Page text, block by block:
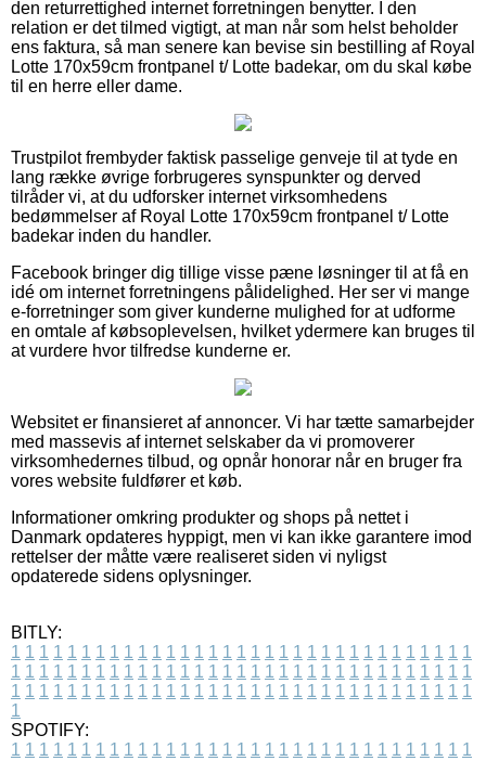
den returrettighed internet forretningen benytter. I den
relation er det tilmed vigtigt, at man når som helst beholder
ens faktura, så man senere kan bevise sin bestilling af Royal
Lotte 170x59cm frontpanel t/ Lotte badekar, om du skal købe
til en herre eller dame.
Trustpilot frembyder faktisk passelige genveje til at tyde en
lang række øvrige forbrugeres synspunkter og derved
tilråder vi, at du udforsker internet virksomhedens
bedømmelser af Royal Lotte 170x59cm frontpanel t/ Lotte
badekar inden du handler.
Facebook bringer dig tillige visse pæne løsninger til at få en
idé om internet forretningens pålidelighed. Her ser vi mange
e-forretninger som giver kunderne mulighed for at udforme
en omtale af købsoplevelsen, hvilket ydermere kan bruges til
at vurdere hvor tilfredse kunderne er.
Websitet er finansieret af annoncer. Vi har tætte samarbejder
med massevis af internet selskaber da vi promoverer
virksomhedernes tilbud, og opnår honorar når en bruger fra
vores website fuldfører et køb.
Informationer omkring produkter og shops på nettet i
Danmark opdateres hyppigt, men vi kan ikke garantere imod
rettelser der måtte være realiseret siden vi nyligst
opdaterede sidens oplysninger.
BITLY:
1 1 1 1 1 1 1 1 1 1 1 1 1 1 1 1 1 1 1 1 1 1 1 1 1 1 1 1 1 1 1 1 1
1 1 1 1 1 1 1 1 1 1 1 1 1 1 1 1 1 1 1 1 1 1 1 1 1 1 1 1 1 1 1 1 1
1 1 1 1 1 1 1 1 1 1 1 1 1 1 1 1 1 1 1 1 1 1 1 1 1 1 1 1 1 1 1 1 1
1
SPOTIFY:
1 1 1 1 1 1 1 1 1 1 1 1 1 1 1 1 1 1 1 1 1 1 1 1 1 1 1 1 1 1 1 1 1